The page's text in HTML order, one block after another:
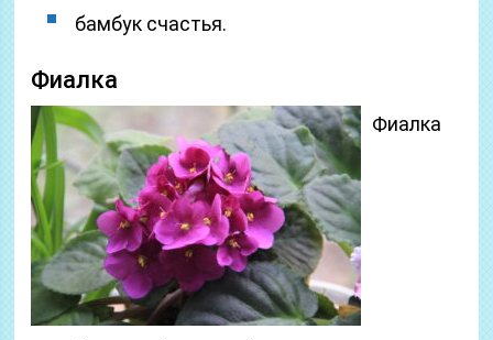
бамбук счастья.
Фиалка
Фиалка